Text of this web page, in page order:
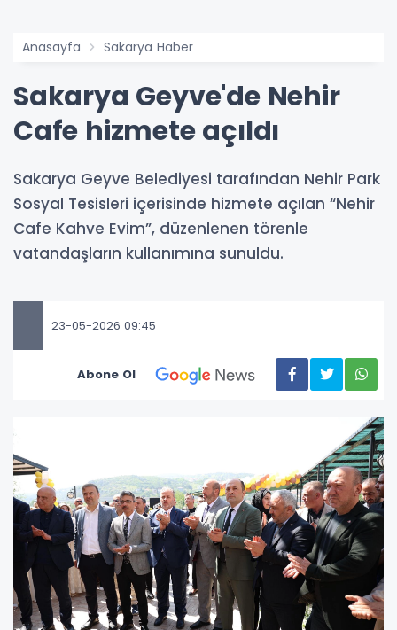
Anasayfa Sakarya Haber
Sakarya Geyve'de Nehir
Cafe hizmete açıldı
Sakarya Geyve Belediyesi tarafından Nehir Park
Sosyal Tesisleri içerisinde hizmete açılan “Nehir
Cafe Kahve Evim”, düzenlenen törenle
vatandaşların kullanımına sunuldu.
23-05-2026 09:45
Abone Ol